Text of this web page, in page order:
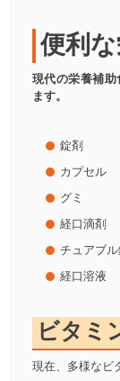
便利
現代の栄養補
ます。
錠剤
カプセル
グミ
経口滴剤
チュアブル
経口溶液
ビタミ
現在、多様なビ